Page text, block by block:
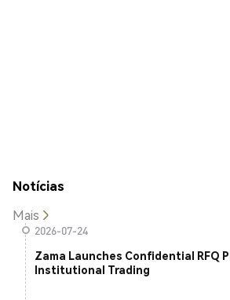
Notícias
Mais
2026-07-24
Zama Launches Confidential RFQ
Institutional Trading